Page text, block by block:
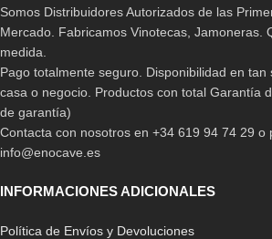
-33%
Vinoteca La Sommeliere
SLS32DZ
-23%
Somos Distribuidores Autorizados de las
Mercado. Fabricamos Vinotecas, Jamoneras.
medida.
Pago totalmente seguro. Disponibilidad en
casa o negocio. Productos con total Garantía
de garantía)
Contacta con nosotros en +34 619 94 74 29 o
info@enocave.es
INFORMACIONES ADICIONALES
Política de Envíos y Devoluciones